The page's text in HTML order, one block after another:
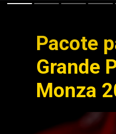
Pacote
Grande
Monza